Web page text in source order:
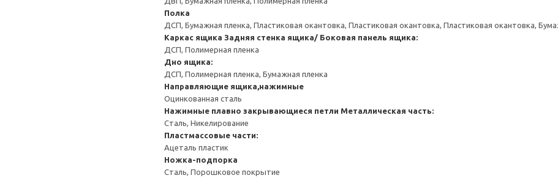
Полка
ДСП, Бумажная пленка, Пластиковая окантовка, Пластиковая окантовка, Пластиковая окантовка,
Каркас ящика Задняя стенка ящика/ Боковая панель ящика:
ДСП, Полимерная пленка
Дно ящика:
ДСП, Полимерная пленка, Бумажная пленка
Направляющие ящика,нажимные
Оцинкованная сталь
Нажимные плавно закрывающиеся петли Металлическая часть:
Сталь, Никелирование
Пластмассовые части:
Ацеталь пластик
Ножка-подпорка
Сталь, Порошковое покрытие